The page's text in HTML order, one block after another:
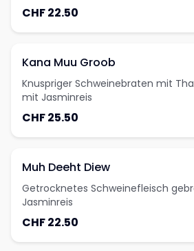
CHF 22.50
Kana Muu Groob
Knuspriger Schweinebraten mit
mit Jasminreis
CHF 25.50
Muh Deeht Diew
Getrocknetes Schweinefleisch
Jasminreis
CHF 22.50